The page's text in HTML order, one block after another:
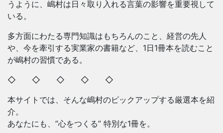
うように、嶋村は日々取り入れる言葉の影響を重要視して
いる。
多方面にわたる専門知識はもちろんのこと、経営の先人
や、今を牽引する実業家の書籍など、1日1冊本を読むこと
が嶋村の習慣である。
◇ ◇ ◇ ◇ ◇
本サイトでは、そんな嶋村のピックアップする厳選本を紹
介。
あなたにも、”心をつくる” 特別な1冊を。